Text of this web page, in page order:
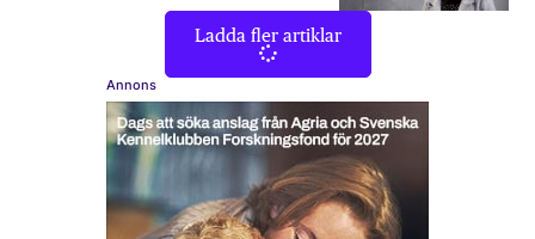
Ladda fler artiklar
Annons